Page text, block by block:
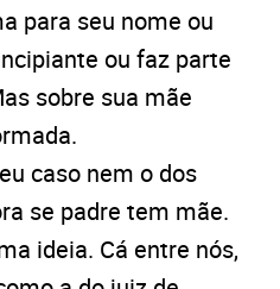
para seu nome ou
ou faz parte
sobre sua mãe
caso nem o dos
se padre tem mãe.
ideia. Cá entre nós,